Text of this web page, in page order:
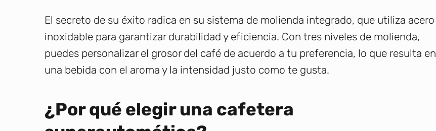
El secreto de su éxito radica en su sistema de molienda integrado, que utiliza acero
inoxidable para garantizar durabilidad y eficiencia. Con tres niveles de molienda,
puedes personalizar el grosor del café de acuerdo a tu preferencia, lo que resulta en
una bebida con el aroma y la intensidad justo como te gusta.
¿Por qué elegir una cafetera